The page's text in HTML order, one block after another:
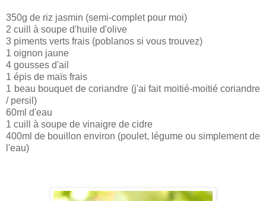
350g de riz jasmin (semi-complet pour moi)
2 cuill à soupe d'huile d'olive
3 piments verts frais (poblanos si vous trouvez)
1 oignon jaune
4 gousses d'ail
1 épis de maïs frais
1 beau bouquet de coriandre (j'ai fait moitié-moitié coriandre
/ persil)
60ml d'eau
1 cuill à soupe de vinaigre de cidre
400ml de bouillon environ (poulet, légume ou simplement de
l'eau)